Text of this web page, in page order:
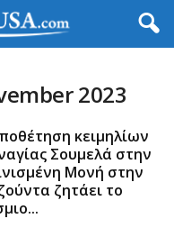
2023
κειμηλίων
Σουμελά στην
Mονή στην
ζητάει το